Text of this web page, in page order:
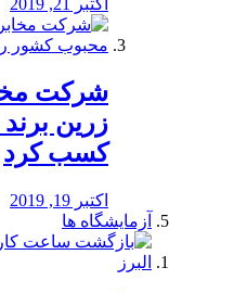
اکتبر 21, 2019
شرکت
زرین
کسب کرد
اکتبر 19, 2019
آزمایشگاه ها